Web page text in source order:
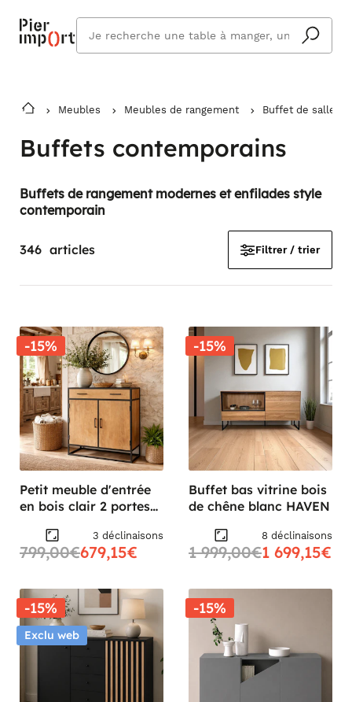
cherchez
vous ?
Meubles Meubles de rangement Buffet de salle à
Buffets contemporains
Buffets de rangement modernes et enfilades style
contemporain
346 articles Filtrer / trier
-15%
Petit meuble d'entrée
en bois clair 2 portes
3 déclinaisons
799,00€679,15€
-15%
Buffet bas vitrine bois
de chêne blanc HAVEN
8 déclinaisons
1 999,00€1 699,15€
-15%
Exclu web
-15%